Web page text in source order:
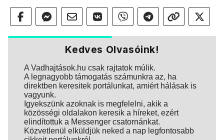
Kedves Olvasóink!
A Vadhajtások.hu csak rajtatok múlik.
A legnagyobb támogatás számunkra az, ha
direktben keresitek portálunkat, amiért hálásak is
vagyunk.
Igyekszünk azoknak is megfelelni, akik a
közösségi oldalakon keresik a híreket, ezért
elindítottuk a Messenger csatornánkat.
Közvetlenül elküldjük neked a nap legfontosabb